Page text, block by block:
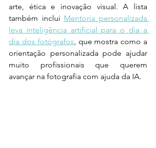
arte, ética e inovação visual. A lista
também inclui Mentoria personalizada
leva inteligência artificial para o dia a
dia dos fotógrafos, que mostra como a
orientação personalizada pode ajudar
muito profissionais que querem
avançar na fotografia com ajuda da IA.